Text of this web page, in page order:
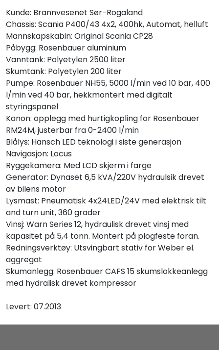
Kunde: Brannvesenet Sør-Rogaland
Chassis: Scania P400/43 4x2, 400hk, Automat, helluft
Mannskapskabin: Original Scania CP28
Påbygg: Rosenbauer aluminium
Vanntank: Polyetylen 2500 liter
Skumtank: Polyetylen 200 liter
Pumpe: Rosenbauer NH55, 5000 l/min ved 10 bar, 400
l/min ved 40 bar, hekkmontert med digitalt
styringspanel
Kanon: opplegg med hurtigkopling for Rosenbauer
RM24M, justerbar fra 0-2400 l/min
Blålys: Hänsch LED teknologi i siste generasjon
Navigasjon: Locus
Ryggekamera: Med LCD skjerm i farge
Generator: Dynaset 6,5 kVA/220V hydraulsik drevet
av bilens motor
Lysmast: Pneumatisk 4x24LED/24V med elektrisk tilt
and turn unit, 360 grader
Vinsj: Warn Series 12, hydraulisk drevet vinsj med
kapasitet på 5,4 tonn. Montert på plogfeste foran.
Redningsverktøy: Utsvingbart stativ for Weber el.
aggregat
Skumanlegg: Rosenbauer CAFS 15 skumslokkeanlegg
med hydralisk drevet kompressor
Levert: 07.2013